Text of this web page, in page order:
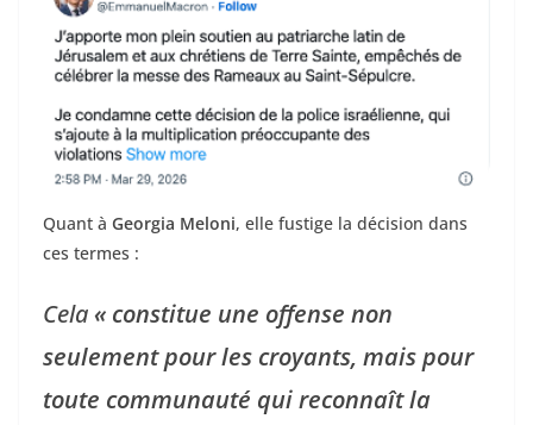
Quant à Georgia Meloni, elle fustige la décision dans
ces termes :
Cela« constitue une offense non
seulement pour les croyants, mais pour
toute communauté qui reconnaît la